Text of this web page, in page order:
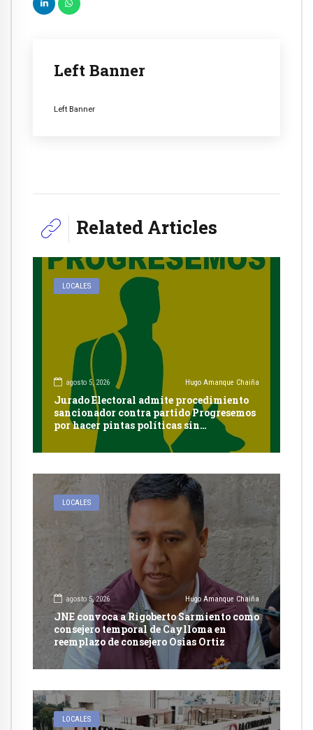
Left Banner
Left Banner
Related Articles
LOCALES
agosto 5, 2026 Hugo Amanque Chaiña
Jurado Electoral admite procedimiento
sancionador contra partido Progresemos
por hacer pintas políticas sin
autorización en Cayma
LOCALES
agosto 5, 2026 Hugo Amanque Chaiña
JNE convoca a Rigoberto Sarmiento como
consejero temporal de Caylloma en
reemplazo de consejero Osias Ortiz
LOCALES